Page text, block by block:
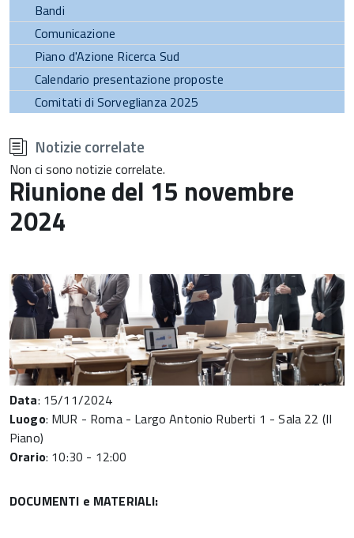
Bandi
Comunicazione
Piano d'Azione Ricerca Sud
Calendario presentazione proposte
Comitati di Sorveglianza 2025
all'inizio
del
contenuto
Notizie correlate
Non ci sono notizie correlate.
Riunione del 15 novembre
2024
Data: 15/11/2024
Luogo: MUR - Roma - Largo Antonio Ruberti 1 - Sala 22 (II
Piano)
Orario: 10:30 - 12:00
DOCUMENTI e MATERIALI: